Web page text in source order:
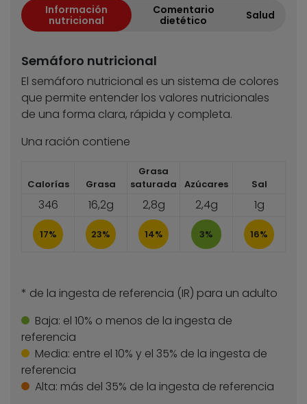
Información
nutricional
Comentario
dietético
Salud
Semáforo nutricional
El semáforo nutricional es un sistema de colores
que permite entender los valores nutricionales
de una forma clara, rápida y completa.
Una ración contiene
Calorías Grasa
Grasa
saturada
Azúcares Sal
346 16,2g 2,8g 2,4g 1g
17% 23% 14% 3% 16%
* de la ingesta de referencia (IR) para un adulto
Baja: el 10% o menos de la ingesta de
referencia
Media: entre el 10% y el 35% de la ingesta de
referencia
Alta: más del 35% de la ingesta de referencia